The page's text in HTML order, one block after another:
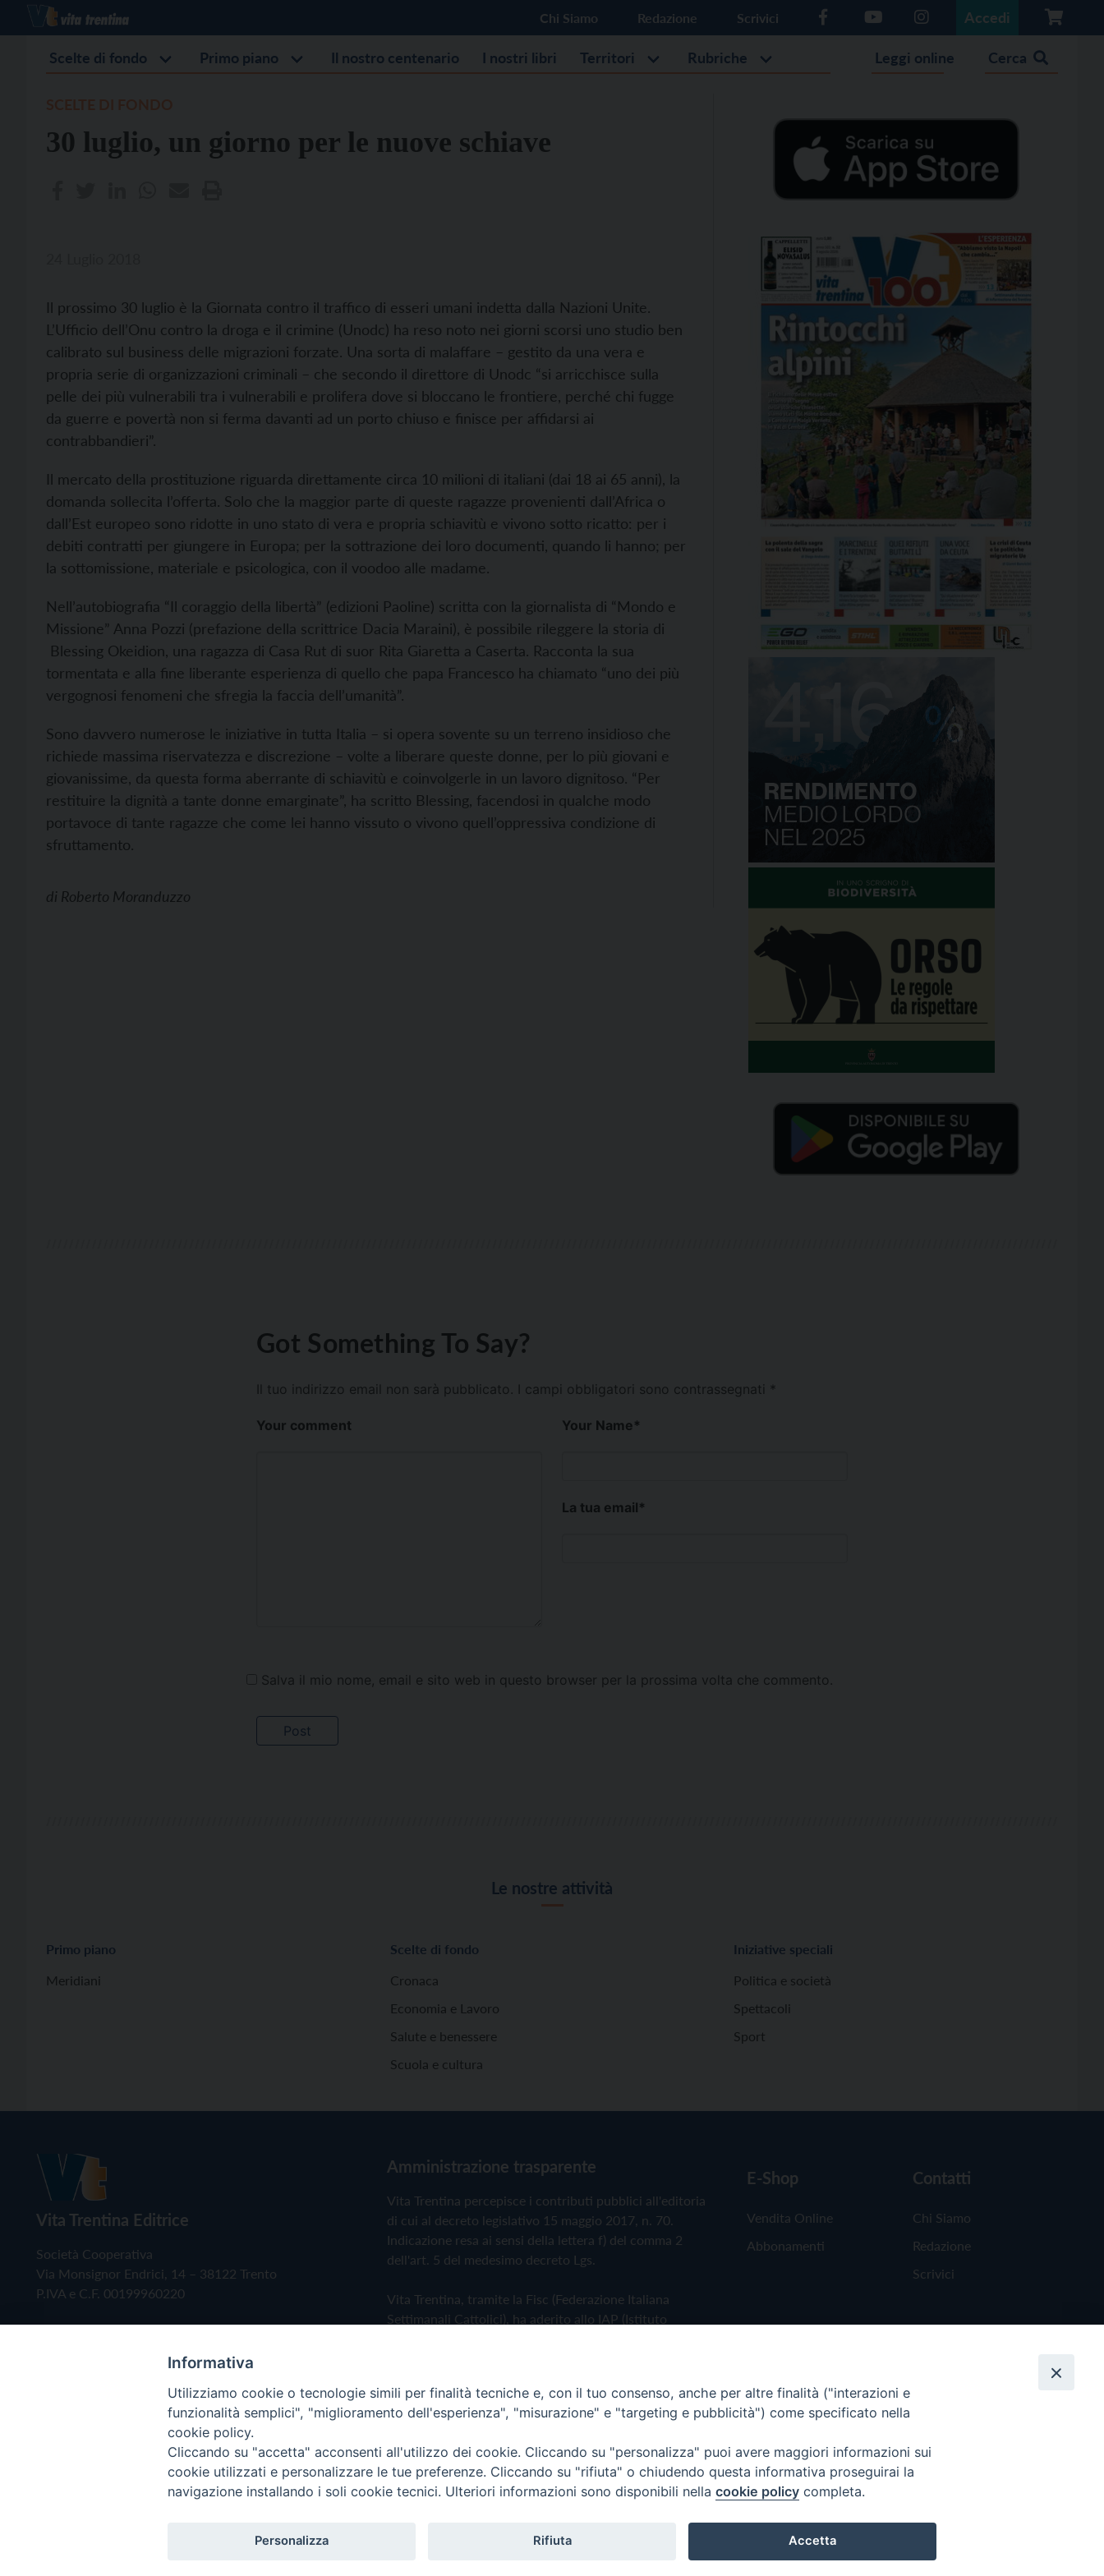
Chi Siamo Redazione Scrivici Accedi
Scelte di fondo Primo piano Il nostro centenario I nostri libri Territori Rubriche Leggi online Cerca
30 luglio, un giorno per le nuove schiave
Il prossimo 30 luglio è la Giornata contro il traffico di esseri umani indetta dalla Nazioni Unite.
L’Ufficio dell’Onu contro la droga e il crimine (Unodc) ha reso noto nei giorni scorsi uno studio ben
calibrato sul business delle migrazioni forzate. Una sorta di malaffare – gestito da una vera e
propria serie di organizzazioni criminali – che secondo il direttore di Unodc “si arricchisce sulla
pelle dei più vulnerabili tra i vulnerabili e prolifera dove si bloccano le frontiere, perché chi fugge
da guerre e povertà non si ferma davanti ad un porto chiuso e finisce per affidarsi ai
contrabbandieri”.
Il mercato della prostituzione riguarda direttamente circa 10 milioni di italiani (dai 18 ai 65 anni), la
domanda sollecita l’offerta. Solo che la maggior parte di queste ragazze provenienti dall’Africa o
dall’Est europeo sono ridotte in uno stato di vera e propria schiavitù e vivono sotto ricatto: per i
debiti contratti per giungere in Europa; per la sottrazione dei loro documenti, quando li hanno; per
la sottomissione, materiale e psicologica, con il voodoo alle madame.
Nell’autobiografia “Il coraggio della libertà” (edizioni Paoline) scritta con la giornalista di “Mondo e
Missione” Anna Pozzi (prefazione della scrittrice Dacia Maraini), è possibile rileggere la storia di
Blessing Okeidion, una ragazza di Casa Rut di suor Rita Giaretta a Caserta. Racconta la sua
tormentata e alla fine liberante esperienza di quello che papa Francesco ha chiamato “uno dei più
vergognosi fenomeni che sfregia la faccia dell’umanità”.
Sono davvero numerose le iniziative in tutta Italia – si opera sovente su un terreno insidioso che
richiede massima riservatezza e discrezione – volte a liberare queste donne, per lo più giovani e
giovanissime, da questa forma aberrante di schiavitù e coinvolgerle in un lavoro dignitoso. “Per
restituire la dignità a tante donne emarginate”, ha scritto Blessing, facendosi in qualche modo
portavoce di tante ragazze che come lei hanno vissuto o vivono quell’oppressiva condizione di
sfruttamento.
di Roberto Moranduzzo
Got Something To Say?
Il tuo indirizzo email non sarà pubblicato. I campi obbligatori sono contrassegnati *
Your comment Your Name*
La tua email*
Salva il mio nome, email e sito web in questo browser per la prossima volta che commento.
Le nostre attività
Primo piano
Meridiani
Scelte di fondo
Cronaca
Economia e Lavoro
Salute e benessere
Scuola e cultura
Iniziative speciali
Politica e società
Spettacoli
Sport
Vita Trentina Editrice
Società Cooperativa
Via Monsignor Endrici, 14 – 38122 Trento
P.IVA e C.F. 00199960220
Amministrazione trasparente
Vita Trentina percepisce i contributi pubblici all'editoria
di cui al decreto legislativo 15 maggio 2017, n. 70.
Indicazione resa ai sensi della lettera f) del comma 2
dell'art. 5 del medesimo decreto Lgs.
Vita Trentina, tramite la Fisc (Federazione Italiana
Settimanali Cattolici), ha aderito allo IAP (Istituto
Privacy Policy Cookie Policy
E-Shop
Vendita Online
Abbonamenti
Contatti
Chi Siamo
Redazione
Scrivici
Copyright © 2019 - Tutti i diritti riservati - Vita Trentina Editrice
Informativa
Utilizziamo cookie o tecnologie simili per finalità tecniche e, con il tuo consenso, anche per altre finalità ("interazioni e
funzionalità semplici", "miglioramento dell'esperienza", "misurazione" e "targeting e pubblicità") come specificato nella
cookie policy.
Cliccando su "accetta" acconsenti all'utilizzo dei cookie. Cliccando su "personalizza" puoi avere maggiori informazioni sui
cookie utilizzati e personalizzare le tue preferenze. Cliccando su "rifiuta" o chiudendo questa informativa proseguirai la
navigazione installando i soli cookie tecnici. Ulteriori informazioni sono disponibili nella cookie policy completa.
Personalizza Rifiuta Accetta